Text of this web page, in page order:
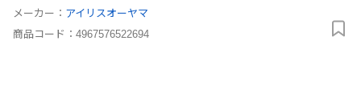
メーカー： アイリスオーヤマ
商品コード： 4967576522694